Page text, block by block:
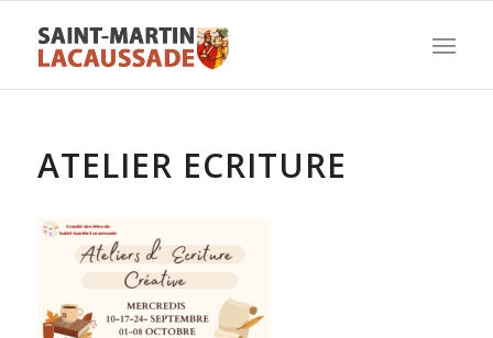
ATELIER ECRITURE